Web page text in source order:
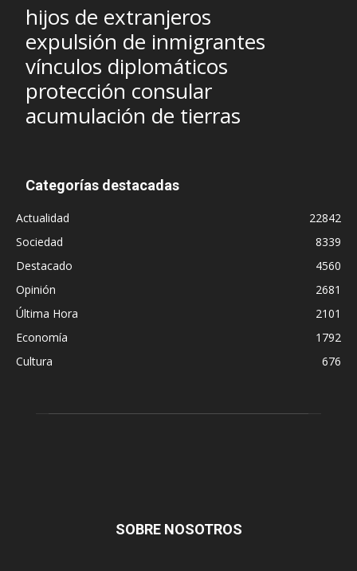
hijos de extranjeros
expulsión de inmigrantes
vínculos diplomáticos
protección consular
acumulación de tierras
Categorías destacadas
Actualidad
22842
Sociedad
8339
Destacado
4560
Opinión
2681
Última Hora
2101
Economía
1792
Cultura
676
SOBRE NOSOTROS